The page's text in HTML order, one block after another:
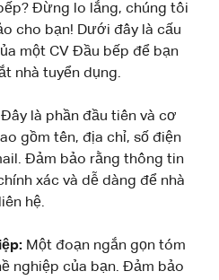
Đừng lo lắng, chúng tôi
cho bạn! Dưới đây là cấu
một CV Đầu bếp để bạn
nhà tuyển dụng.
Đây là phần đầu tiên và cơ
gồm tên, địa chỉ, số điện
Đảm bảo rằng thông tin
xác và dễ dàng để nhà
hệ.
Một đoạn ngắn gọn tóm
nghiệp của bạn. Đảm bảo